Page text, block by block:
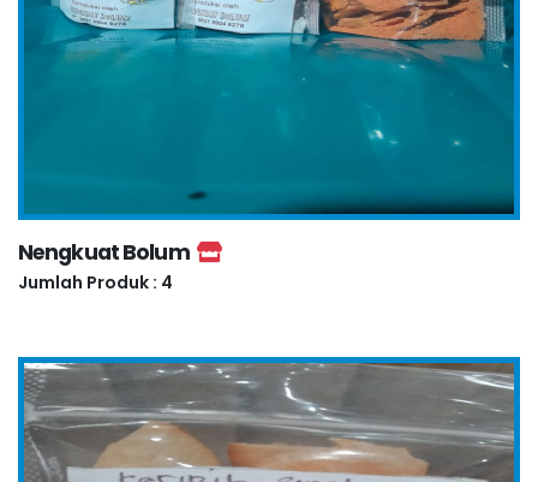
Nengkuat Bolum
Jumlah Produk : 4